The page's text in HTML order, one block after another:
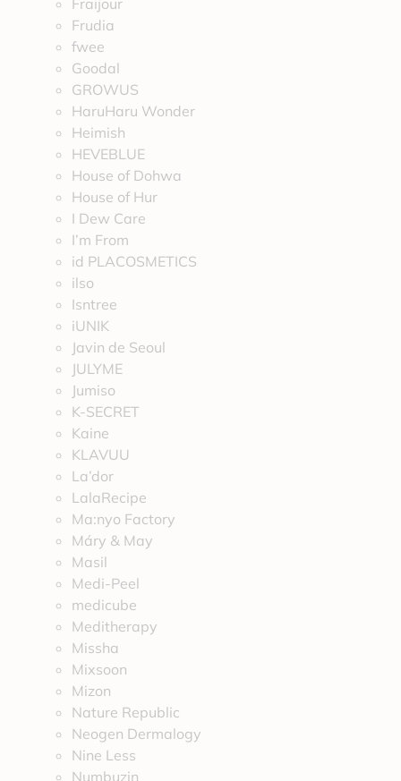
Fraijour
Frudia
fwee
Goodal
GROWUS
HaruHaru Wonder
Heimish
HEVEBLUE
House of Dohwa
House of Hur
I Dew Care
I’m From
id PLACOSMETICS
ilso
Isntree
iUNIK
Javin de Seoul
JULYME
Jumiso
K-SECRET
Kaine
KLAVUU
La’dor
LalaRecipe
Ma:nyo Factory
Máry & May
Masil
Medi-Peel
medicube
Meditherapy
Missha
Mixsoon
Mizon
Nature Republic
Neogen Dermalogy
Nine Less
Numbuzin